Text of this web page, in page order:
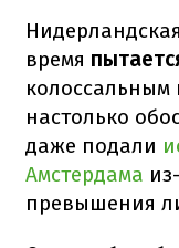
время
колоссальным
настолько
даже подали
Амстердама
превышения